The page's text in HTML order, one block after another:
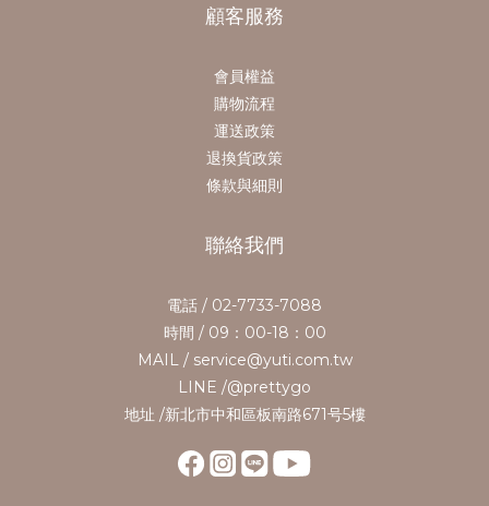
顧客服務
會員權益
購物流程
運送政策
退換貨政策
條款與細則
聯絡我們
電話 / 02-7733-7088
時間 / 09：00-18：00
MAIL / service@yuti.com.tw
LINE /@prettygo
地址 /新北市中和區板南路671号5樓